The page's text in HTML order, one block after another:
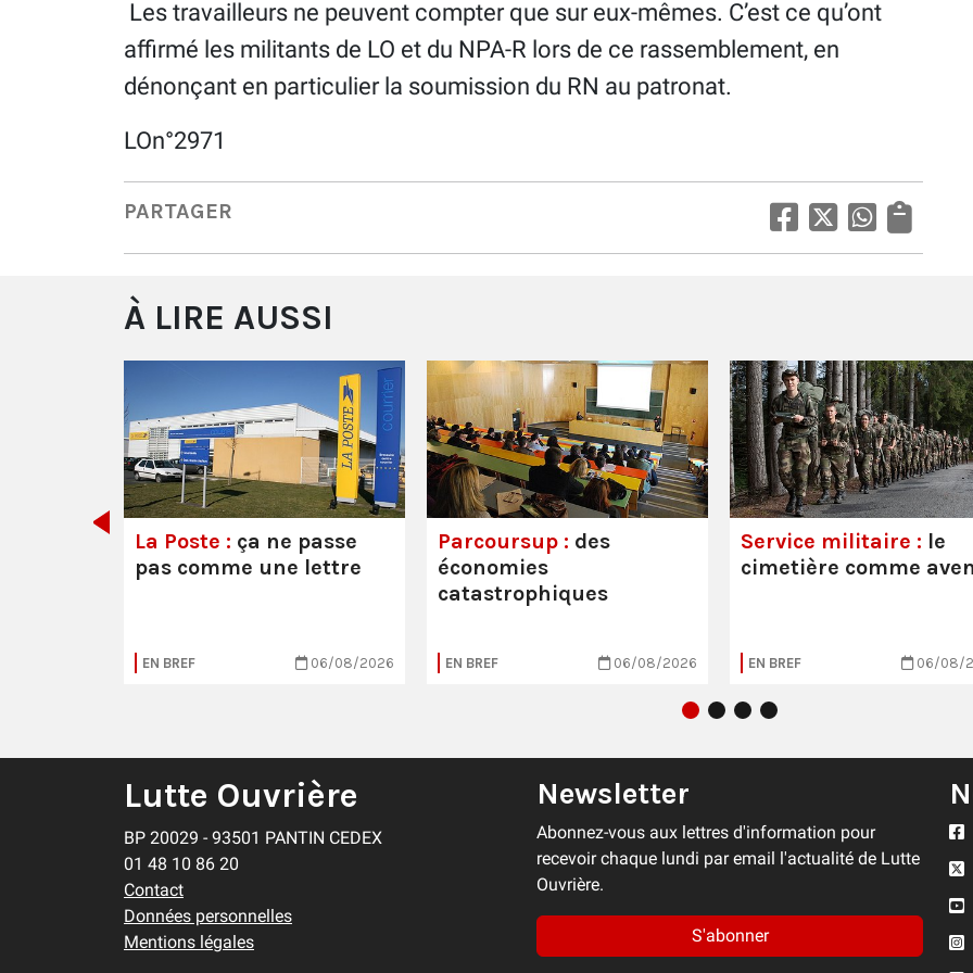
Les travailleurs ne peuvent compter que sur eux-mêmes. C’est ce qu’ont
affirmé les militants de LO et du NPA-R lors de ce rassemblement, en
dénonçant en particulier la soumission du RN au patronat.
LOn°2971
PARTAGER
À LIRE AUSSI
La Poste : ça ne passe
pas comme une lettre
EN BREF 06/08/2026
Parcoursup : des
économies
catastrophiques
EN BREF 06/08/2026
Service militaire : le
cimetière comme
EN BREF 06/08/
Lutte Ouvrière
BP 20029 - 93501 PANTIN CEDEX
01 48 10 86 20
Contact
Données personnelles
Mentions légales
Newsletter
Abonnez-vous aux lettres d'information pour
recevoir chaque lundi par email l'actualité de Lutte
Ouvrière.
S'abonner